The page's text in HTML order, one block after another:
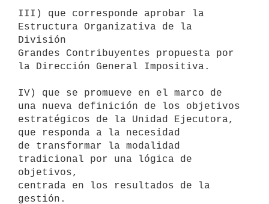
III) que corresponde aprobar la
Estructura Organizativa de la
División
Grandes Contribuyentes propuesta por
la Dirección General Impositiva.
IV) que se promueve en el marco de
una nueva definición de los objetivos
estratégicos de la Unidad Ejecutora,
que responda a la necesidad
de transformar la modalidad
tradicional por una lógica de
objetivos,
centrada en los resultados de la
gestión.